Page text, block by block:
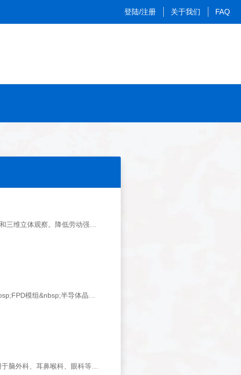
登陆/注册 关于我们 FAQ
&nbsp;&nbsp;本显微镜具有当代高新技术水平，为国家高新技术产品，适用于脑外科、耳鼻喉科、眼科等显微手术。副镜与主镜成90度体位，同光路，均为电动连续变倍，均可进行超深腔观察，各转动关节可任意定位。该仪器可实现双人双目以及三人六目同时观察及操作，也可进行示教、照相